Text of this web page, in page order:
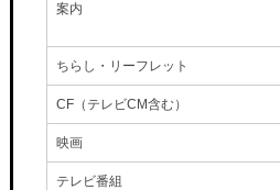
案内
ちらし・リーフレット
CF（テレビCM含む）
映画
テレビ番組